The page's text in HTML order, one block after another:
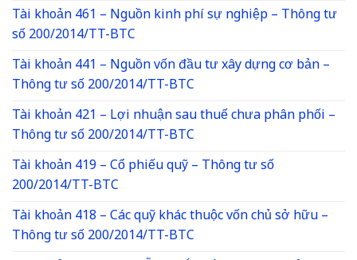
Tài khoản 461 – Nguồn kinh phí sự nghiệp – Thông tư
số 200/2014/TT-BTC
Tài khoản 441 – Nguồn vốn đầu tư xây dựng cơ bản –
Thông tư số 200/2014/TT-BTC
Tài khoản 421 – Lợi nhuận sau thuế chưa phân phối –
Thông tư số 200/2014/TT-BTC
Tài khoản 419 – Cổ phiếu quỹ – Thông tư số
200/2014/TT-BTC
Tài khoản 418 – Các quỹ khác thuộc vốn chủ sở hữu –
Thông tư số 200/2014/TT-BTC